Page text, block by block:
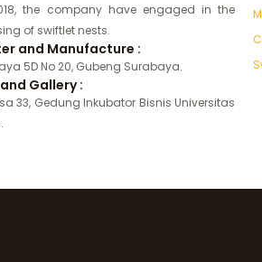
the company have engaged in the
of swiftlet nests.
and Manufacture :
5D No 20, Gubeng Surabaya.
Gallery :
33, Gedung Inkubator Bisnis Universitas